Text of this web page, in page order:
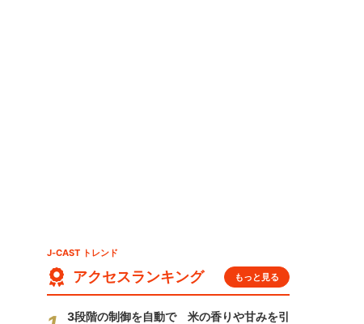
J-CAST トレンド
アクセスランキング もっと見る
3段階の制御を自動で 米の香りや甘みを引